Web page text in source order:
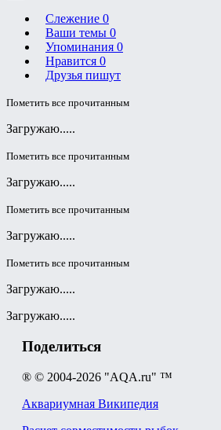
Слежение 0
Ваши темы 0
Упоминания 0
Нравится 0
Друзья пишут
Пометить все прочитанным
Загружаю.....
Пометить все прочитанным
Загружаю.....
Пометить все прочитанным
Загружаю.....
Пометить все прочитанным
Загружаю.....
Загружаю.....
Поделиться
® © 2004-2026 "AQA.ru" ™
Аквариумная Википедия